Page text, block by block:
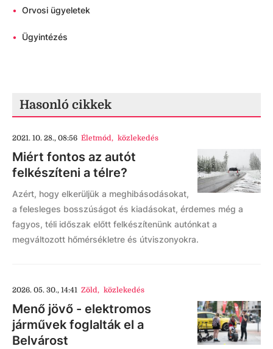
• Orvosi ügyeletek
• Ügyintézés
Hasonló cikkek
2021. 10. 28., 08:56 Életmód, közlekedés
Miért fontos az autót
felkészíteni a télre?
Azért, hogy elkerüljük a meghibásodásokat,
a felesleges bosszúságot és kiadásokat, érdemes még a
fagyos, téli időszak előtt felkészítenünk autónkat a
megváltozott hőmérsékletre és útviszonyokra.
2026. 05. 30., 14:41 Zöld, közlekedés
Menő jövő - elektromos
járművek foglalták el a
Belvárost